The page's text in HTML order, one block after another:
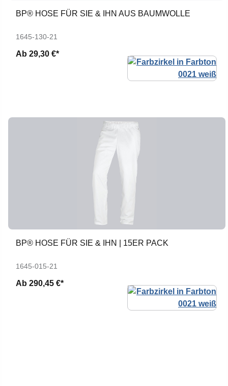
BP® HOSE FÜR SIE & IHN AUS BAUMWOLLE
1645-130-21
Ab 29,30 €*
BP® HOSE FÜR SIE & IHN | 15ER PACK
1645-015-21
Ab 290,45 €*